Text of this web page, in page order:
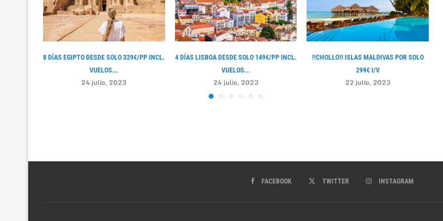
8 DÍAS EGIPTO DESDE SOLO 329€/PP INCL.
VUELOS...
24 julio, 2023
4 DÍAS LISBOA DESDE SOLO 149€/PP INCL.
VUELOS...
24 julio, 2023
!!CHOLLO‼ ISLAS MALDIVAS POR SOLO
299€ I/V
22 julio, 2023
FACEBOOK TWITTER INSTAGRAM